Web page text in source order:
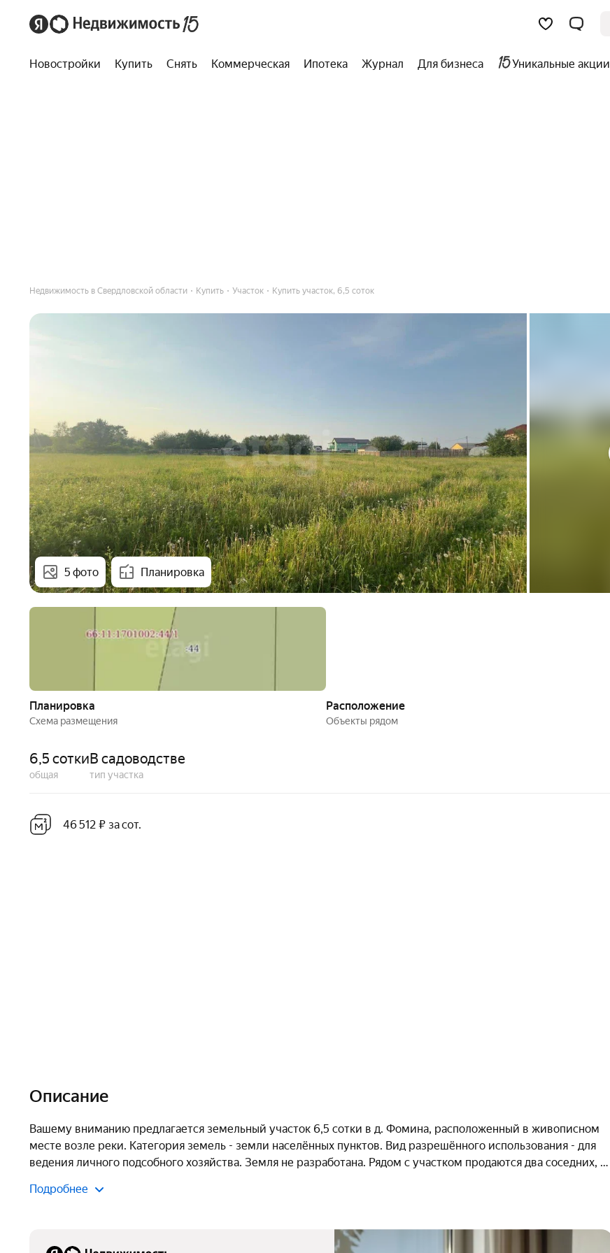
Новостройки Купить Снять Коммерческая Ипотека Журнал Для бизнеса Уникальные акции
Недвижимость в Свердловской области Купить Участок Купить участок, 6,5 соток
5 фото Планировка
Планировка
Схема размещения
Расположение
Объекты рядом
6,5 сотки
общая
В садоводстве
тип участка
46 512 ₽ за сот.
Описание
Вашему вниманию предлагается земельный участок 6,5 сотки в д. Фомина, расположенный в живописном
месте возле реки. Категория земель - земли населённых пунктов. Вид разрешённого использования - для
ведения личного подсобного хозяйства. Земля не разработана. Рядом с участком продаются два соседних,
Подробнее